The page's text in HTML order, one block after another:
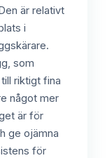
är relativt
i
som
riktigt fina
något mer
är för
ge ojämna
för